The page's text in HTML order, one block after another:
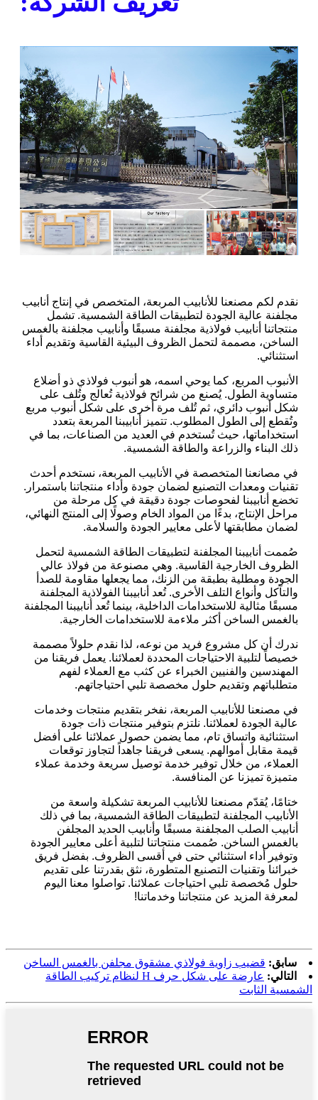
نقدم لكم مصنعنا للأنابيب المربعة، المتخصص في إنتاج أنابيب
مجلفنة عالية الجودة لتطبيقات الطاقة الشمسية. تشمل
منتجاتنا أنابيب فولاذية مجلفنة مسبقًا وأنابيب مجلفنة بالغمس
الساخن، مصممة لتحمل الظروف البيئية القاسية وتقديم أداء
استثنائي.
الأنبوب المربع، كما يوحي اسمه، هو أنبوب فولاذي ذو أضلاع
متساوية الطول. يُصنع من شرائح فولاذية تُعالج وتُلف على
شكل أنبوب دائري، ثم تُلف مرة أخرى على شكل أنبوب مربع
وتُقطع إلى الطول المطلوب. تتميز أنابيبنا المربعة بتعدد
استخداماتها، حيث تُستخدم في العديد من الصناعات، بما في
ذلك البناء والزراعة والطاقة الشمسية.
في مصانعنا المتخصصة في الأنابيب المربعة، نستخدم أحدث
تقنيات ومعدات التصنيع لضمان جودة وأداء منتجاتنا باستمرار.
تخضع أنابيبنا لفحوصات جودة دقيقة في كل مرحلة من
مراحل الإنتاج، بدءًا من المواد الخام وصولًا إلى المنتج النهائي،
لضمان مطابقتها لأعلى معايير الجودة والسلامة.
صُممت أنابيبنا المجلفنة لتطبيقات الطاقة الشمسية لتحمل
الظروف الخارجية القاسية. وهي مصنوعة من فولاذ عالي
الجودة ومطلية بطبقة من الزنك، مما يجعلها مقاومة للصدأ
والتآكل وأنواع التلف الأخرى. تُعد أنابيبنا الفولاذية المجلفنة
مسبقًا مثالية للاستخدامات الداخلية، بينما تُعد أنابيبنا المجلفنة
بالغمس الساخن أكثر ملاءمة للاستخدامات الخارجية.
ندرك أن كل مشروع فريد من نوعه، لذا نقدم حلولاً مصممة
خصيصاً لتلبية الاحتياجات المحددة لعملائنا. يعمل فريقنا من
المهندسين والفنيين الخبراء عن كثب مع العملاء لفهم
متطلباتهم وتقديم حلول مخصصة تلبي احتياجاتهم.
في مصنعنا للأنابيب المربعة، نفخر بتقديم منتجات وخدمات
عالية الجودة لعملائنا. نلتزم بتوفير منتجات ذات جودة
استثنائية واتساق تام، مما يضمن حصول عملائنا على أفضل
قيمة مقابل أموالهم. يسعى فريقنا جاهداً لتجاوز توقعات
العملاء، من خلال توفير خدمة توصيل سريعة وخدمة عملاء
متميزة تميزنا عن المنافسة.
ختامًا، يُقدّم مصنعنا للأنابيب المربعة تشكيلة واسعة من
الأنابيب المجلفنة لتطبيقات الطاقة الشمسية، بما في ذلك
أنابيب الصلب المجلفنة مسبقًا وأنابيب الحديد المجلفن
بالغمس الساخن. صُممت منتجاتنا لتلبية أعلى معايير الجودة
وتوفير أداء استثنائي حتى في أقسى الظروف. بفضل فريق
خبرائنا وتقنيات التصنيع المتطورة، نثق بقدرتنا على تقديم
حلول مُخصصة تلبي احتياجات عملائنا. تواصلوا معنا اليوم
لمعرفة المزيد عن منتجاتنا وخدماتنا!
سابق: قضيب زاوية فولاذي مشقوق مجلفن بالغمس الساخن
التالي:
عارضة على شكل حرف H لنظام تركيب الطاقة
الشمسية الثابت